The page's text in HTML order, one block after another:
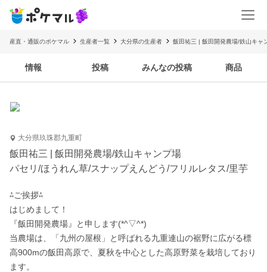
産直・通販のポケマル 生産者一覧 大分県の生産者 飯田祐三 | 飯田開発農場/鉄山キャ
情報 投稿 みんなの投稿 商品
大分県玖珠郡九重町
飯田祐三 | 飯田開発農場/鉄山キャンプ場
パセリ/ほうれん草/スナップえんどう/フリルレタス/里芋
⁂ご挨拶⁂
はじめまして！
『飯田開発農場』と申します(*^▽^*)
当農場は、「九州の屋根」と呼ばれる九重連山の裾野に広がる標
高900mの飯田高原で、夏秋を中心とした高原野菜を栽培しており
ます。